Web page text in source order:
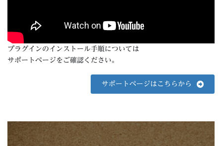
プラグインのインストール手順については
サポートページをご確認ください。
サポートページはこちらから